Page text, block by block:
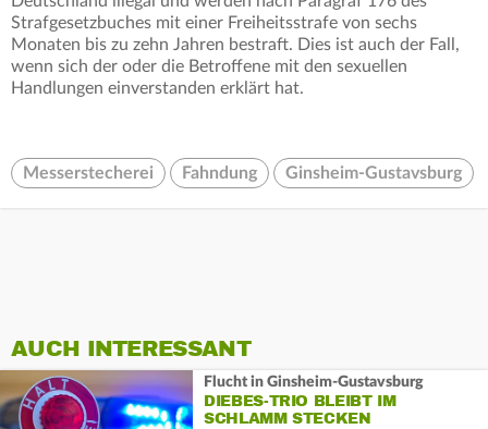
Strafgesetzbuches mit einer Freiheitsstrafe von sechs
Monaten bis zu zehn Jahren bestraft. Dies ist auch der Fall,
wenn sich der oder die Betroffene mit den sexuellen
Handlungen einverstanden erklärt hat.
Messerstecherei Fahndung Ginsheim-Gustavsburg
AUCH INTERESSANT
Flucht in Ginsheim-Gustavsburg
DIEBES-TRIO BLEIBT IM
SCHLAMM STECKEN